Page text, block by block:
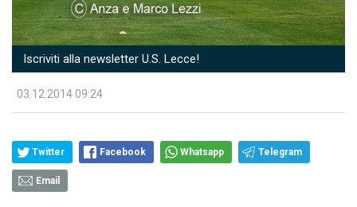
Iscriviti alla newsletter U.S. Lecce!
03.12.2014 09:24
Twitter Facebook Whatsapp Telegram
Email